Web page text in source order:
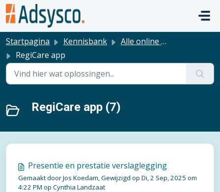
Doorgaan naar hoofdinhoud
Startpagina Kennisbank
Alle online modules
RegiCare app
RegiCare app (7)
Presentie en prestatie verslaglegging
Gemaakt door Jos Koedam, Gewijzigd op Di, 2 Sep, 2025 om
4:22 PM op Cynthia Landzaat